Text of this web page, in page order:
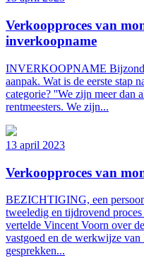
Verkoopproces van
inverkoopname
INVERKOOPNAME
aanpak. Wat is de eerste stap
categorie? ''We zijn meer dan
rentmeesters. We zijn...
13 april 2023
Verkoopproces van
BEZICHTIGING, een
tweeledig en tijdrovend
vertelde Vincent Voorn over
vastgoed en de werkwijze
gesprekken...